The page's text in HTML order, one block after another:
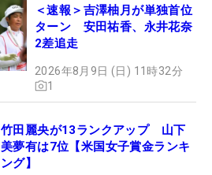
＜速報＞吉澤柚月が単独首位
ターン 安田祐香、永井花奈
2差追走
2026年8月9日 (日) 11時32分
1
竹田麗央が13ランクアップ 山下
美夢有は7位【米国女子賞金ランキ
ング】